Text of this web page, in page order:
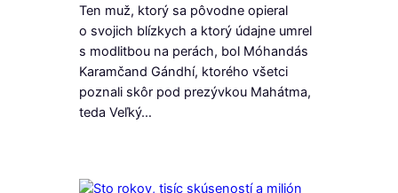
Ten muž, ktorý sa pôvodne opieral
o svojich blízkych a ktorý údajne umrel
s modlitbou na perách, bol Móhandás
Karamčand Gándhí, ktorého všetci
poznali skôr pod prezývkou Mahátma,
teda Veľký…